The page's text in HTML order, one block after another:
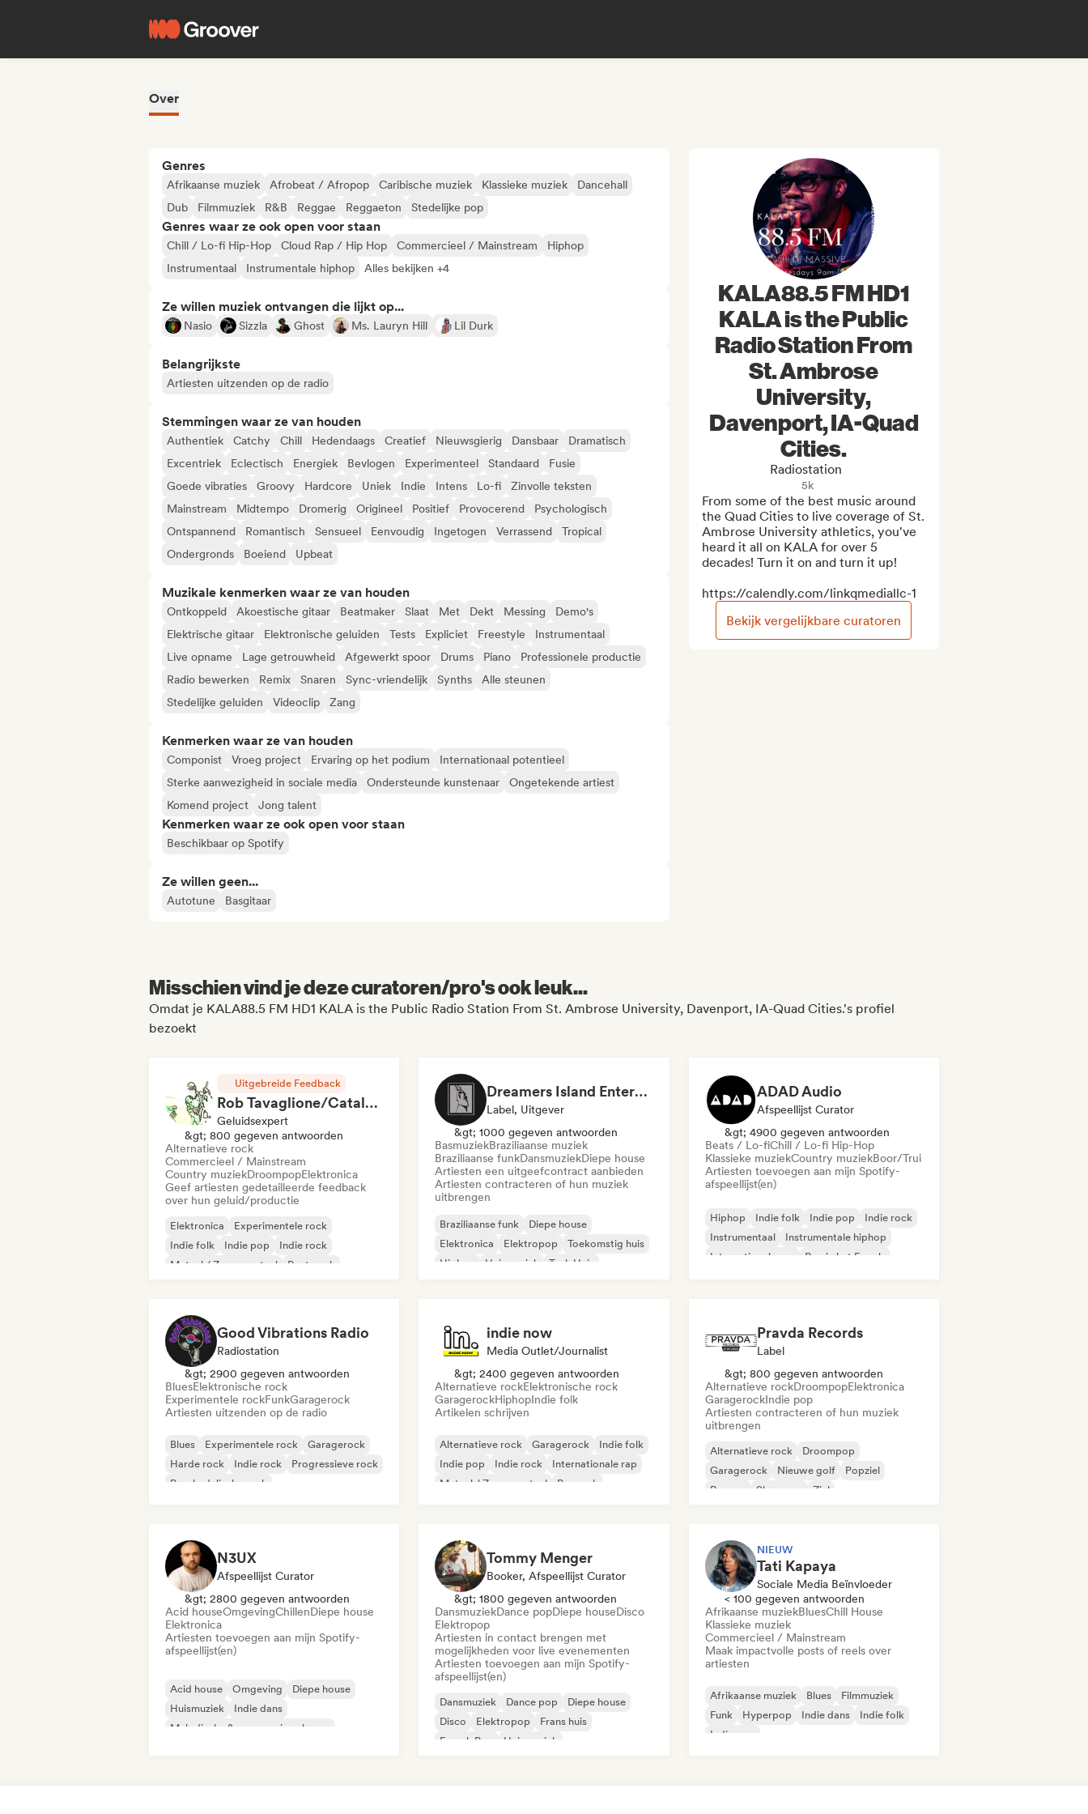
Over
Genres
Afrikaanse muziek Afrobeat / Afropop Caribische muziek Klassieke muziek
Dancehall
Dub
Filmmuziek R&B Reggae Reggaeton Stedelijke pop
Genres waar ze ook open voor staan
Chill / Lo-fi Hip-Hop Cloud Rap / Hip Hop Commercieel / Mainstream
Hiphop
Instrumentaal
Instrumentale hiphop Alles bekijken +4
Ze willen muziek ontvangen die lijkt op...
Nasio Sizzla Ghost Ms. Lauryn Hill Lil Durk
Belangrijkste
Artiesten uitzenden op de radio
Stemmingen waar ze van houden
Authentiek Catchy Chill Hedendaags Creatief Nieuwsgierig Dansbaar
Dramatisch
Excentriek
Eclectisch Energiek Bevlogen Experimenteel Standaard
Fusie
Goede vibraties
Groovy Hardcore Uniek Indie Intens Lo-fi
Zinvolle teksten
Mainstream
Midtempo Dromerig Origineel Positief Provocerend
Psychologisch
Ontspannend
Romantisch Sensueel Eenvoudig Ingetogen Verrassend
Tropical
Ondergronds
Boeiend Upbeat
Muzikale kenmerken waar ze van houden
Ontkoppeld Akoestische gitaar Beatmaker Slaat Met Dekt Messing
Demo's
Elektrische gitaar
Elektronische geluiden Tests Expliciet Freestyle
Instrumentaal
Live opname
Lage getrouwheid Afgewerkt spoor Drums Piano
Professionele productie
Radio bewerken
Remix Snaren Sync-vriendelijk Synths
Alle steunen
Stedelijke geluiden
Videoclip Zang
Kenmerken waar ze van houden
Componist Vroeg project Ervaring op het podium
Internationaal potentieel
Sterke aanwezigheid in sociale media
Ondersteunde kunstenaar
Ongetekende artiest
Komend project
Jong talent
Kenmerken waar ze ook open voor staan
Beschikbaar op Spotify
Ze willen geen...
Autotune Basgitaar
KALA88.5 FM HD1
KALA is the Public
Radio Station From
St. Ambrose
University,
Davenport, IA-Quad
Cities.
Radiostation
5k
From some of the best music around
the Quad Cities to live coverage of St.
Ambrose University athletics, you've
heard it all on KALA for over 5
decades! Turn it on and turn it up!
https://calendly.com/linkqmediallc-1
Bekijk vergelijkbare curatoren
Misschien vind je deze curatoren/pro's ook leuk...
Omdat je KALA88.5 FM HD1 KALA is the Public Radio Station From St. Ambrose University, Davenport, IA-Quad Cities.'s profiel
bezoekt
Uitgebreide Feedback
Rob Tavaglione/Catalyst Recording
Geluidsexpert
&gt; 800 gegeven antwoorden
Alternatieve rock
Commercieel / Mainstream
Country muziekDroompopElektronica
Geef artiesten gedetailleerde feedback
over hun geluid/productie
Elektronica
Experimentele rock
Indie folk
Indie pop
Indie rock
Metaal / Zwaar metaal
Post punk
Dreamers Island Entertainment
Label, Uitgever
&gt; 1000 gegeven antwoorden
BasmuziekBraziliaanse muziek
Braziliaanse funkDansmuziekDiepe house
Artiesten een uitgeefcontract aanbieden
Artiesten contracteren of hun muziek
uitbrengen
Braziliaanse funk
Diepe house
Elektronica
Elektropop
Toekomstig huis
Hiphop
Huismuziek Tech Huis
ADAD Audio
Afspeellijst Curator
&gt; 4900 gegeven antwoorden
Beats / Lo-fiChill / Lo-fi Hip-Hop
Klassieke muziekCountry muziekBoor/Trui
Artiesten toevoegen aan mijn Spotify-
afspeellijst(en)
Hiphop Indie folk Indie pop
Indie rock
Instrumentaal
Instrumentale hiphop
Internationale rap
Rap in het Engels
Good Vibrations Radio
Radiostation
&gt; 2900 gegeven antwoorden
BluesElektronische rock
Experimentele rockFunkGaragerock
Artiesten uitzenden op de radio
Blues Experimentele rock
Garagerock
Harde rock
Indie rock
Progressieve rock
Psychedelische rock
indie now
Media Outlet/Journalist
&gt; 2400 gegeven antwoorden
Alternatieve rockElektronische rock
GaragerockHiphopIndie folk
Artikelen schrijven
Alternatieve rock Garagerock
Indie folk
Indie pop
Indie rock
Internationale rap
Metaal / Zwaar metaal
Poprock
Pravda Records
Label
&gt; 800 gegeven antwoorden
Alternatieve rockDroompopElektronica
GaragerockIndie pop
Artiesten contracteren of hun muziek
uitbrengen
Alternatieve rock
Droompop
Garagerock
Nieuwe golf
Popziel
Reggae
Shoegaze Ziel
N3UX
Afspeellijst Curator
&gt; 2800 gegeven antwoorden
Acid houseOmgevingChillenDiepe house
Elektronica
Artiesten toevoegen aan mijn Spotify-
afspeellijst(en)
Acid house Omgeving
Diepe house
Huismuziek
Indie dans
Melodische & progressieve house
Tommy Menger
Booker, Afspeellijst Curator
&gt; 1800 gegeven antwoorden
DansmuziekDance popDiepe houseDisco
Elektropop
Artiesten in contact brengen met
mogelijkheden voor live evenementen
Artiesten toevoegen aan mijn Spotify-
afspeellijst(en)
Dansmuziek Dance pop
Diepe house
Disco
Elektropop
Frans huis
French Pop
Huismuziek
NIEUW
Tati Kapaya
Sociale Media Beïnvloeder
< 100 gegeven antwoorden
Afrikaanse muziekBluesChill House
Klassieke muziek
Commercieel / Mainstream
Maak impactvolle posts of reels over
artiesten
Afrikaanse muziek Blues
Filmmuziek
Funk
Hyperpop Indie dans
Indie folk
Indie pop